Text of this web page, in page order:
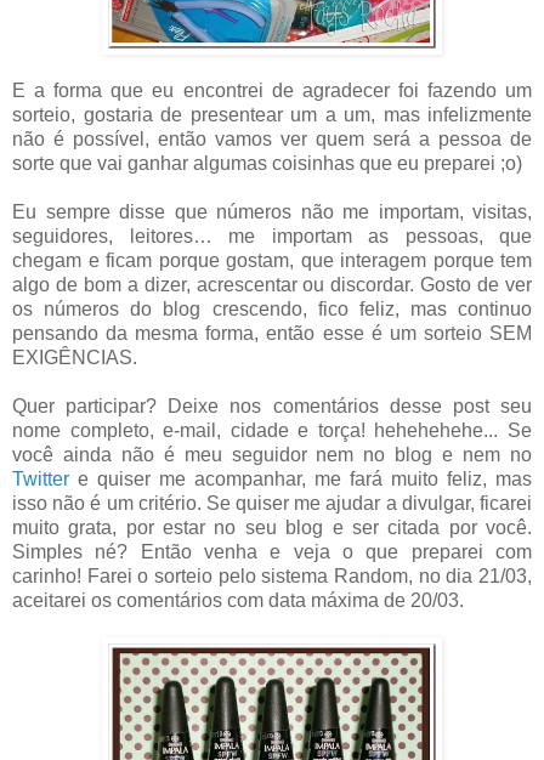
E a forma que eu encontrei de agradecer foi fazendo um
sorteio, gostaria de presentear um a um, mas infelizmente
não é possível, então vamos ver quem será a pessoa de
sorte que vai ganhar algumas coisinhas que eu preparei ;o)
Eu sempre disse que números não me importam, visitas,
seguidores, leitores… me importam as pessoas, que
chegam e ficam porque gostam, que interagem porque tem
algo de bom a dizer, acrescentar ou discordar. Gosto de ver
os números do blog crescendo, fico feliz, mas continuo
pensando da mesma forma, então esse é um sorteio SEM
EXIGÊNCIAS.
Quer participar? Deixe nos comentários desse post seu
nome completo, e-mail, cidade e torça! hehehehehe... Se
você ainda não é meu seguidor nem no blog e nem no
Twitter e quiser me acompanhar, me fará muito feliz, mas
isso não é um critério. Se quiser me ajudar a divulgar, ficarei
muito grata, por estar no seu blog e ser citada por você.
Simples né? Então venha e veja o que preparei com
carinho! Farei o sorteio pelo sistema Random, no dia 21/03,
aceitarei os comentários com data máxima de 20/03.